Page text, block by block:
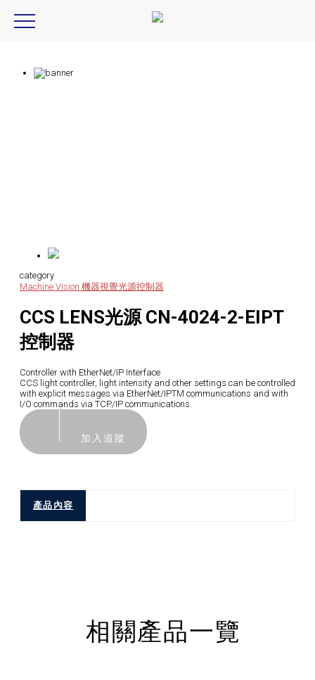
category
Machine Vision 機器視覺光源控制器
CCS LENS光源 CN-4024-2-EIPT
控制器
Controller with EtherNet/IP Interface
CCS light controller, light intensity and other settings can be controlled
with explicit messages via EtherNet/IPTM communications and with
I/O commands via TCP/IP communications.
加入追蹤
產品內容
相關產品一覽